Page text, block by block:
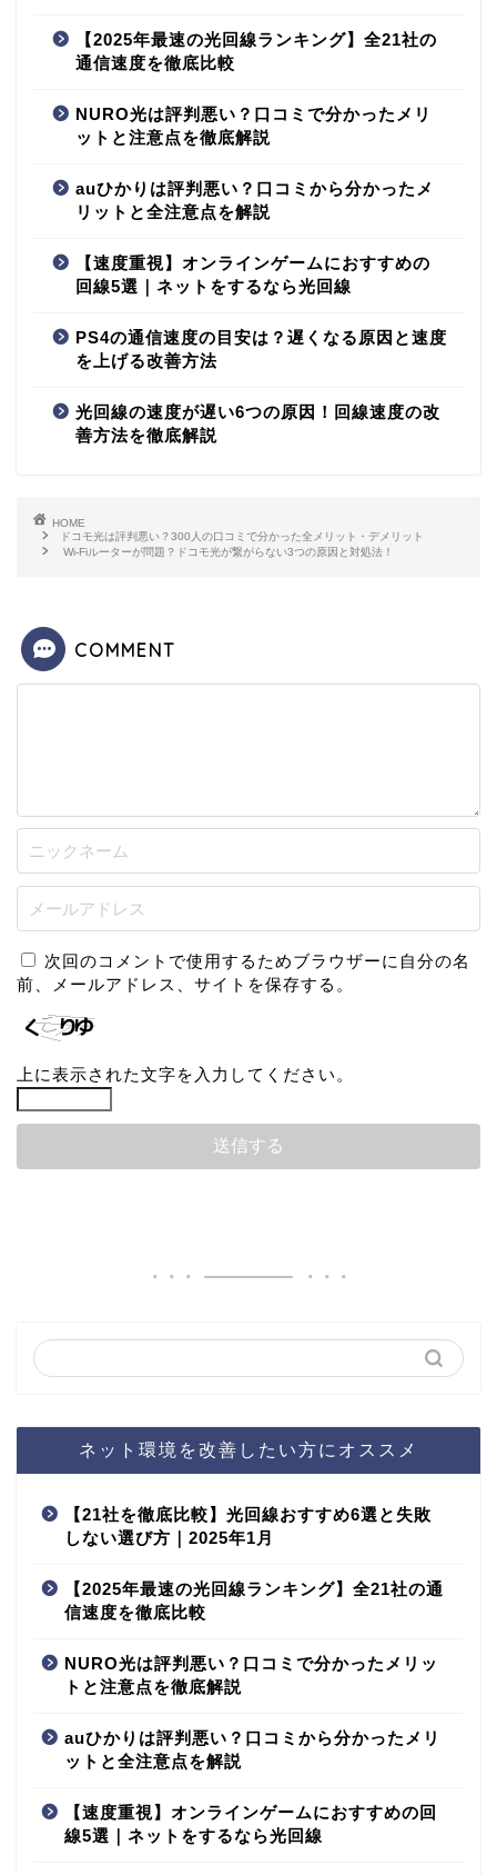
【2025年最速の光回線ランキング】全21社の
通信速度を徹底比較
NURO光は評判悪い？口コミで分かったメリ
ットと注意点を徹底解説
auひかりは評判悪い？口コミから分かったメ
リットと全注意点を解説
【速度重視】オンラインゲームにおすすめの
回線5選｜ネットをするなら光回線
PS4の通信速度の目安は？遅くなる原因と速度
を上げる改善方法
光回線の速度が遅い6つの原因！回線速度の改
善方法を徹底解説
HOME
ドコモ光は評判悪い？300人の口コミで分かった全メリット・デメリット
Wi-Fiルーターが問題？ドコモ光が繋がらない3つの原因と対処法！
COMMENT
次回のコメントで使用するためブラウザーに自分の名
前、メールアドレス、サイトを保存する。
上に表示された文字を入力してください。
ネット環境を改善したい方にオススメ
【21社を徹底比較】光回線おすすめ6選と失敗
しない選び方｜2025年1月
【2025年最速の光回線ランキング】全21社の通
信速度を徹底比較
NURO光は評判悪い？口コミで分かったメリッ
トと注意点を徹底解説
auひかりは評判悪い？口コミから分かったメリ
ットと全注意点を解説
【速度重視】オンラインゲームにおすすめの回
線5選｜ネットをするなら光回線